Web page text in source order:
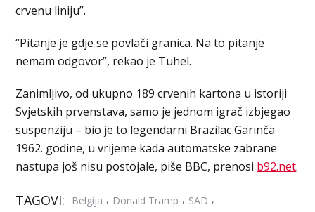
crvenu liniju”.
“Pitanje je gdje se povlači granica. Na to pitanje
nemam odgovor”, rekao je Tuhel.
Zanimljivo, od ukupno 189 crvenih kartona u istoriji
Svjetskih prvenstava, samo je jednom igrač izbjegao
suspenziju – bio je to legendarni Brazilac Garinča
1962. godine, u vrijeme kada automatske zabrane
nastupa još nisu postojale, piše BBC, prenosi b92.net.
TAGOVI: Belgija , Donald Tramp , SAD ,